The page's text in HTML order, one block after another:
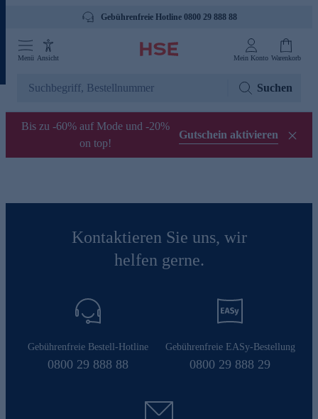
Gebührenfreie Hotline 0800 29 888 88
Menü Ansicht Mein Konto Warenkorb
Suchen
Bis zu -60% auf Mode und -20%
on top!
Gutschein aktivieren
Kontaktieren Sie uns, wir
helfen gerne.
Gebührenfreie Bestell-Hotline
0800 29 888 88
Gebührenfreie EASy-Bestellung
0800 29 888 29